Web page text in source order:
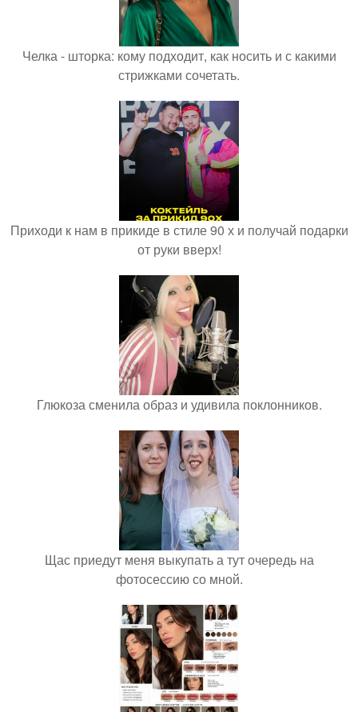
Челка - шторка: кому подходит, как носить и с какими
стрижками сочетать.
Приходи к нам в прикиде в стиле 90 х и получай подарки
от руки вверх!
Глюкоза сменила образ и удивила поклонников.
Щас приедут меня выкупать а тут очередь на
фотосессию со мной.